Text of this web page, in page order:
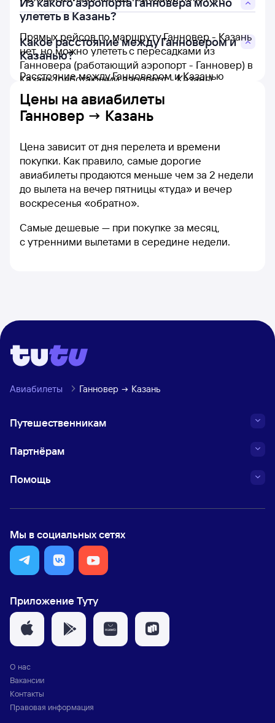
улететь в Казань?
Прямых рейсов по маршруту Ганновер - Казань
нет, но можно улететь с пересадками из
Ганновера (работающий аэропорт - Ганновер) в
Казань (работающий аэропорт - Казань).
Какое расстояние между Ганновером и
Казанью?
Расстояние между Ганновером и Казанью
Цены на авиабилеты
Ганновер → Казань
Цена зависит от дня перелета и времени
покупки. Как правило, самые дорогие
авиабилеты продаются меньше чем за 2 недели
до вылета на вечер пятницы «туда» и вечер
воскресенья «обратно».
Самые дешевые — при покупке за месяц,
с утренними вылетами в середине недели.
Авиабилеты Ганновер Казань
Путешественникам
Партнёрам
Помощь
Мы в социальных сетях
Приложение Туту
О нас
Вакансии
Контакты
Правовая информация